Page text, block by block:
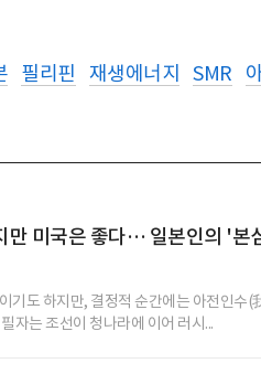
필리핀 재생에너지 SMR
만 미국은 좋다… 일본인의 '본
기도 하지만, 결정적 순간에는 아전인수(
자는 조선이 청나라에 이어 러시...